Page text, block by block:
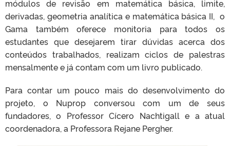
módulos de revisão em matemática básica, limite,
derivadas, geometria analítica e matemática básica II, o
Gama também oferece monitoria para todos os
estudantes que desejarem tirar dúvidas acerca dos
conteúdos trabalhados, realizam ciclos de palestras
mensalmente e já contam com um livro publicado.
Para contar um pouco mais do desenvolvimento do
projeto, o Nuprop conversou com um de seus
fundadores, o Professor Cícero Nachtigall e a atual
coordenadora, a Professora Rejane Pergher.